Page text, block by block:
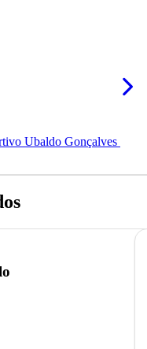
Ubaldo Gonçalves